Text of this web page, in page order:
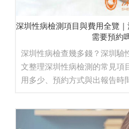
深圳性病檢測項目與費用全覽｜
需要預約
深圳性病檢查幾多錢？深圳驗
文整理深圳性病檢測的常見項
用多少、預約方式與出報告時